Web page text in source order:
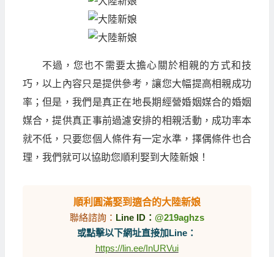
不過，您也不需要太擔心關於相親的方式和技
巧，以上內容只是提供參考，讓您大幅提高相親成功
率；但是，我們是真正在地長期經營婚姻媒合的婚姻
媒合，提供真正事前過濾安排的相親活動，成功率本
就不低，只要您個人條件有一定水準，擇偶條件也合
理，我們就可以協助您順利娶到大陸新娘！
順利圓滿娶到適合的大陸新娘
聯絡諮詢： Line ID： @219aghzs
或點擊以下網址直接加Line：
https://lin.ee/InURVui